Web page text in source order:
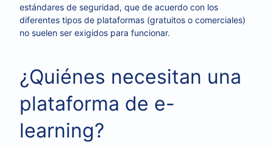
estándares de seguridad, que de acuerdo con los
diferentes tipos de plataformas (gratuitos o comerciales)
no suelen ser exigidos para funcionar.
¿Quiénes necesitan una
plataforma de e-
learning?